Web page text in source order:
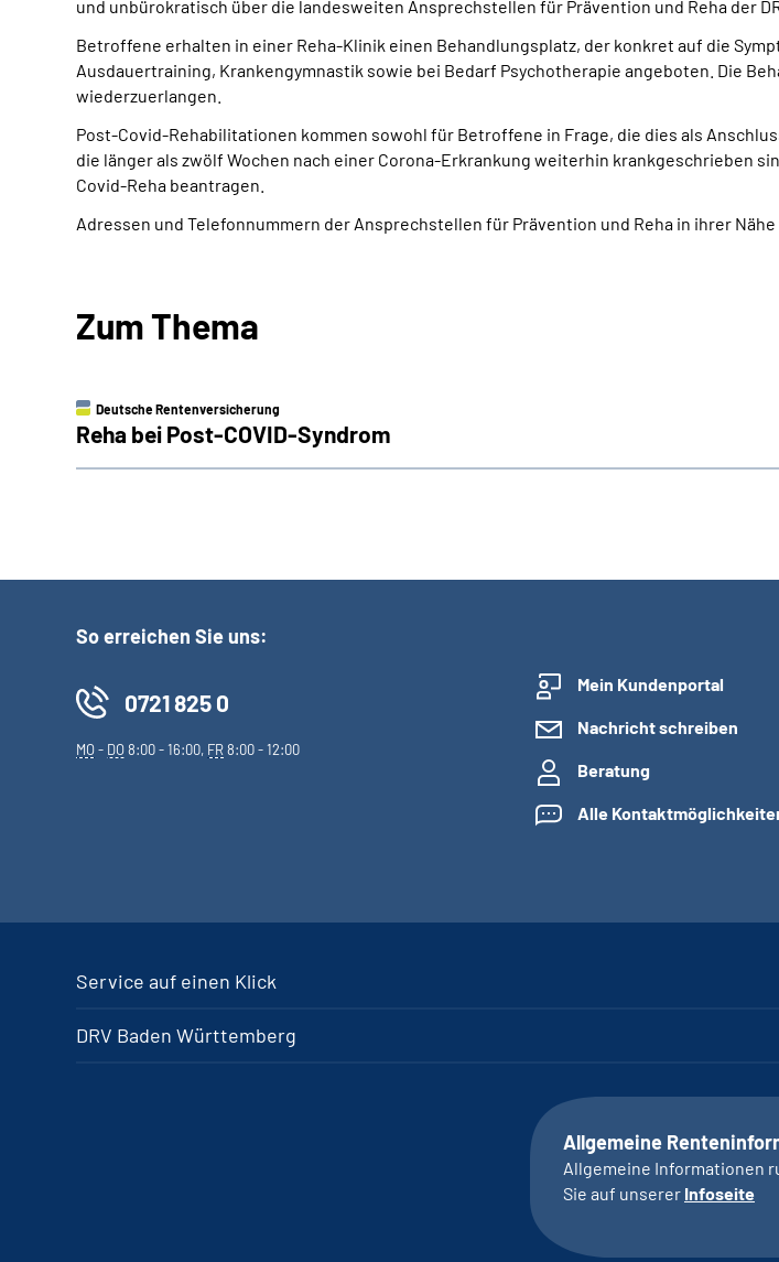
und unbürokratisch über die landesweiten Ansprechstellen für Prävention und Reha der
Betroffene erhalten in einer Reha-Klinik einen Behandlungsplatz, der konkret auf die
Ausdauertraining, Krankengymnastik sowie bei Bedarf Psychotherapie angeboten. Die
wiederzuerlangen.
Post-Covid-Rehabilitationen kommen sowohl für Betroffene in Frage, die dies als
die länger als zwölf Wochen nach einer Corona-Erkrankung weiterhin krankgeschrieben
Covid-Reha beantragen.
Adressen und Telefonnummern der Ansprechstellen für Prävention und Reha in ihrer
Zum Thema
Deutsche Rentenversicherung
Reha bei Post-COVID-Syndrom
So erreichen Sie uns:
0721 825 0
MO- DO8:00 - 16:00, FR8:00 - 12:00
Mein Kundenportal
Nachricht schreiben
Beratung
Alle
Service auf einen Klick
DRV Baden Württemberg
Allgemeine
Allgemeine Informationen
Sie auf unserer Infoseite